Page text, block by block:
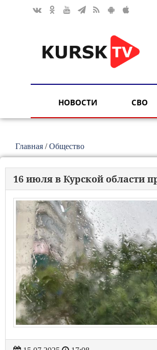
НОВОСТИ СВО
Главная /Общество
16 июля в Курской области